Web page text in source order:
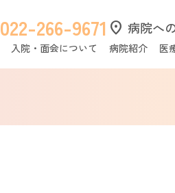
022-266-9671 location_on 病院へ
入院・面会について 病院紹介 医